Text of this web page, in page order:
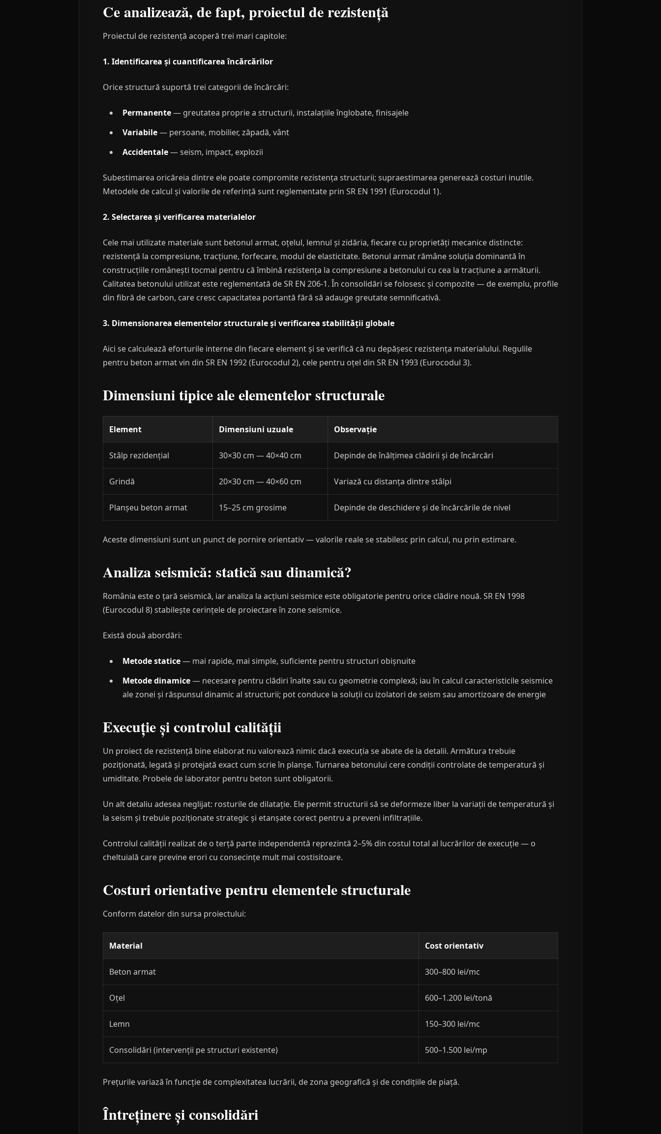
Ce analizează, de fapt, proiectul de rezistență
Proiectul de rezistență acoperă trei mari capitole:
1. Identificarea și cuantificarea încărcărilor
Orice structură suportă trei categorii de încărcări:
Permanente— greutatea proprie a structurii, instalațiile înglobate, finisajele
Variabile— persoane, mobilier, zăpadă, vânt
Accidentale— seism, impact, explozii
Subestimarea oricăreia dintre ele poate compromite rezistența structurii; supraestimarea generează costuri inutile.
Metodele de calcul și valorile de referință sunt reglementate prin SR EN 1991 (Eurocodul 1).
2. Selectarea și verificarea materialelor
Cele mai utilizate materiale sunt betonul armat, oțelul, lemnul și zidăria, fiecare cu proprietăți mecanice distincte:
rezistență la compresiune, tracțiune, forfecare, modul de elasticitate. Betonul armat rămâne soluția dominantă în
construcțiile românești tocmai pentru că îmbină rezistența la compresiune a betonului cu cea la tracțiune a armăturii.
Calitatea betonului utilizat este reglementată de SR EN 206-1. În consolidări se folosesc și compozite — de exemplu, profile
din fibră de carbon, care cresc capacitatea portantă fără să adauge greutate semnificativă.
3. Dimensionarea elementelor structurale și verificarea stabilității globale
Aici se calculează eforturile interne din fiecare element și se verifică că nu depășesc rezistența materialului. Regulile
pentru beton armat vin din SR EN 1992 (Eurocodul 2), cele pentru oțel din SR EN 1993 (Eurocodul 3).
Dimensiuni tipice ale elementelor structurale
Element Dimensiuni uzuale Observație
Stâlp rezidențial 30×30 cm — 40×40 cm Depinde de înălțimea clădirii și de încărcări
Grindă 20×30 cm — 40×60 cm Variază cu distanța dintre stâlpi
Planșeu beton armat 15–25 cm grosime Depinde de deschidere și de încărcările de nivel
Aceste dimensiuni sunt un punct de pornire orientativ — valorile reale se stabilesc prin calcul, nu prin estimare.
Analiza seismică: statică sau dinamică?
România este o țară seismică, iar analiza la acțiuni seismice este obligatorie pentru orice clădire nouă. SR EN 1998
(Eurocodul 8) stabilește cerințele de proiectare în zone seismice.
Există două abordări:
Metode statice— mai rapide, mai simple, suficiente pentru structuri obișnuite
Metode dinamice— necesare pentru clădiri înalte sau cu geometrie complexă; iau în calcul caracteristicile seismice
ale zonei și răspunsul dinamic al structurii; pot conduce la soluții cu izolatori de seism sau amortizoare de energie
Execuție și controlul calității
Un proiect de rezistență bine elaborat nu valorează nimic dacă execuția se abate de la detalii. Armătura trebuie
poziționată, legată și protejată exact cum scrie în planșe. Turnarea betonului cere condiții controlate de temperatură și
umiditate. Probele de laborator pentru beton sunt obligatorii.
Un alt detaliu adesea neglijat: rosturile de dilatație. Ele permit structurii să se deformeze liber la variații de temperatură și
la seism și trebuie poziționate strategic și etanșate corect pentru a preveni infiltrațiile.
Controlul calității realizat de o terță parte independentă reprezintă 2–5% din costul total al lucrărilor de execuție — o
cheltuială care previne erori cu consecințe mult mai costisitoare.
Costuri orientative pentru elementele structurale
Conform datelor din sursa proiectului:
Material Cost orientativ
Beton armat 300–800 lei/mc
Oțel 600–1.200 lei/tonă
Lemn 150–300 lei/mc
Consolidări (intervenții pe structuri existente) 500–1.500 lei/mp
Prețurile variază în funcție de complexitatea lucrării, de zona geografică și de condițiile de piață.
Întreținere și consolidări